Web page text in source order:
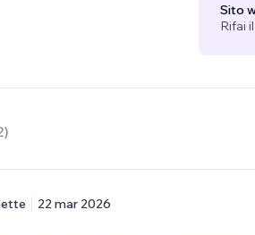
Sito
Rifai
)
22 mar 2026